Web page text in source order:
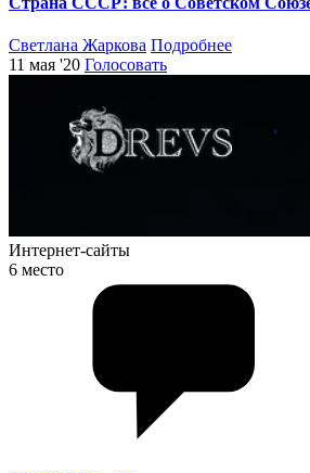
Светлана Жаркова Подробнее
11 мая '20 Голосовать
Интернет-сайты
6 место